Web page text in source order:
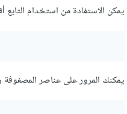
يمكن الاستفادة من استخدام التابع intval لتحويل النص إلى قيمته العددية مثال:
يمكنك المرور على عناصر المصفوفة